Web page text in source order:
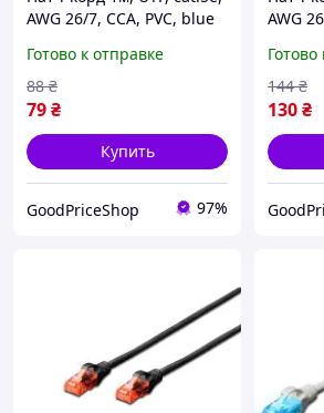
AWG 26/7, CCA, PVC, blue
Готово к отправке
79₴
88 ₴
Купить
GoodPriceShop 97%
AWG
130₴
144 ₴